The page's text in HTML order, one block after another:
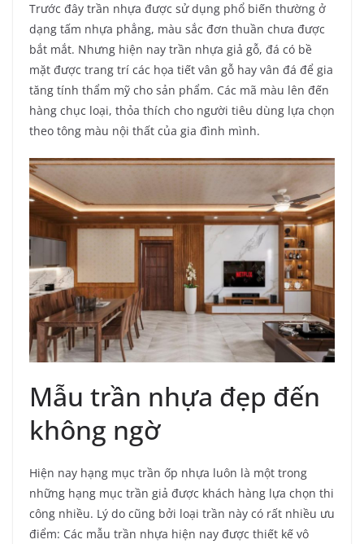
Trước đây trần nhựa được sử dụng phổ biến thường ở
dạng tấm nhựa phẳng, màu sắc đơn thuần chưa được
bắt mắt. Nhưng hiện nay trần nhựa giả gỗ, đá có bề
mặt được trang trí các họa tiết vân gỗ hay vân đá để gia
tăng tính thẩm mỹ cho sản phẩm. Các mã màu lên đến
hàng chục loại, thỏa thích cho người tiêu dùng lựa chọn
theo tông màu nội thất của gia đình mình.
Mẫu trần nhựa đẹp đến
không ngờ
Hiện nay hạng mục trần ốp nhựa luôn là một trong
những hạng mục trần giả được khách hàng lựa chọn thi
công nhiều. Lý do cũng bởi loại trần này có rất nhiều ưu
điểm: Các mẫu trần nhựa hiện nay được thiết kế vô